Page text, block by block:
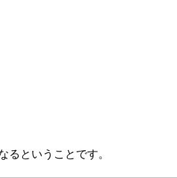
ということです。